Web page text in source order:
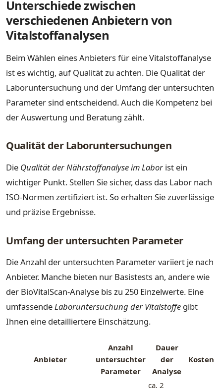
Unterschiede zwischen
verschiedenen Anbietern von
Vitalstoffanalysen
Beim Wählen eines Anbieters für eine Vitalstoffanalyse
ist es wichtig, auf Qualität zu achten. Die Qualität der
Laboruntersuchung und der Umfang der untersuchten
Parameter sind entscheidend. Auch die Kompetenz bei
der Auswertung und Beratung zählt.
Qualität der Laboruntersuchungen
Die Qualität der Nährstoffanalyse im Labor ist ein
wichtiger Punkt. Stellen Sie sicher, dass das Labor nach
ISO-Normen zertifiziert ist. So erhalten Sie zuverlässige
und präzise Ergebnisse.
Umfang der untersuchten Parameter
Die Anzahl der untersuchten Parameter variiert je nach
Anbieter. Manche bieten nur Basistests an, andere wie
der BioVitalScan-Analyse bis zu 250 Einzelwerte. Eine
umfassendeLaboruntersuchung der Vitalstoffe gibt
Ihnen eine detailliertere Einschätzung.
Anbieter
Anzahl
untersuchter
Parameter
Dauer
der
Analyse
Kosten
ca. 2